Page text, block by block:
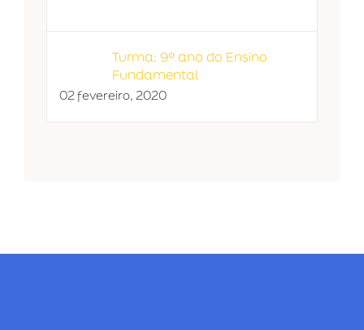
Turma: 9º ano do Ensino
Fundamental
02 fevereiro, 2020